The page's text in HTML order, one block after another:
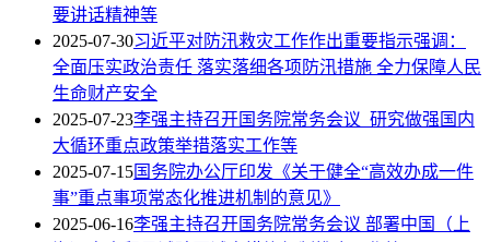
要讲话精神等
2025-07-30习近平对防汛救灾工作作出重要指示强调：
全面压实政治责任 落实落细各项防汛措施 全力保障人民
生命财产安全
2025-07-23李强主持召开国务院常务会议 研究做强国内
大循环重点政策举措落实工作等
2025-07-15国务院办公厅印发《关于健全“高效办成一件
事”重点事项常态化推进机制的意见》
2025-06-16李强主持召开国务院常务会议 部署中国（上